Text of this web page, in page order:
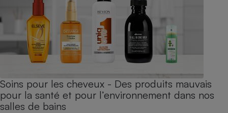
Soins pour les cheveux - Des produits mauvais
pour la santé et pour l’environnement dans nos
salles de bains